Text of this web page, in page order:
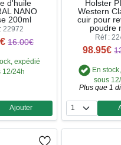
d'huile
NANO
200ml
22972
16.00€
expédié
12/24h
Quantité
Ajouter
Holster
Western
cuir pour
poudre
Réf :
98.95€
En
sous
Plus que 1